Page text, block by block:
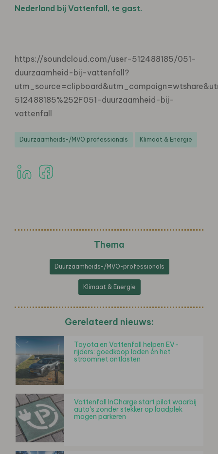
Nederland bij Vattenfall, te gast.
https://soundcloud.com/user-512488185/051-
duurzaamheid-bij-vattenfall?
512488185%252F051-duurzaamheid-bij-
vattenfall
Duurzaamheids-/MVO professionals Klimaat & Energie
Thema
Duurzaamheids-/MVO-professionals
Klimaat & Energie
Gerelateerd nieuws:
Toyota en Vattenfall helpen EV-
rijders: goedkoop laden én het
stroomnet ontlasten
Vattenfall InCharge start pilot waarbij
auto's zonder stekker op laadplek
mogen parkeren